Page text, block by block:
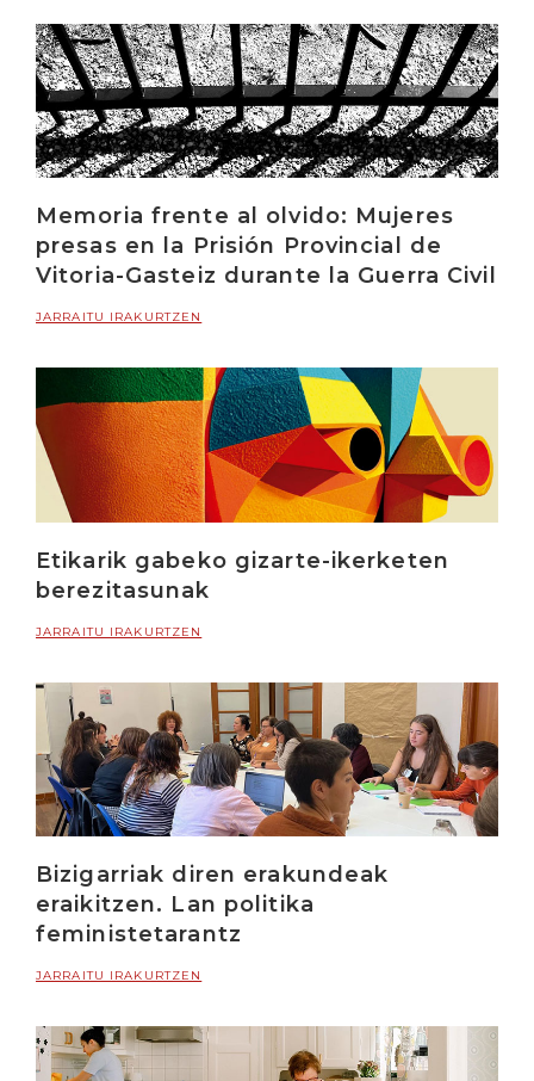
Memoria frente al olvido: Mujeres
presas en la Prisión Provincial de
Vitoria-Gasteiz durante la Guerra Civil
JARRAITU IRAKURTZEN
Etikarik gabeko gizarte-ikerketen
berezitasunak
JARRAITU IRAKURTZEN
Bizigarriak diren erakundeak
eraikitzen. Lan politika
feministetarantz
JARRAITU IRAKURTZEN